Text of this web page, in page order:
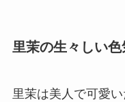
里茉の生々しい
里茉は美人で可愛